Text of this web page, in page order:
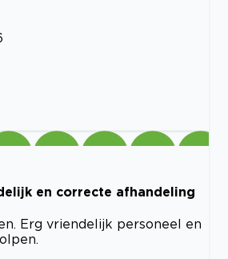
en correcte afhandeling
Erg vriendelijk personeel en